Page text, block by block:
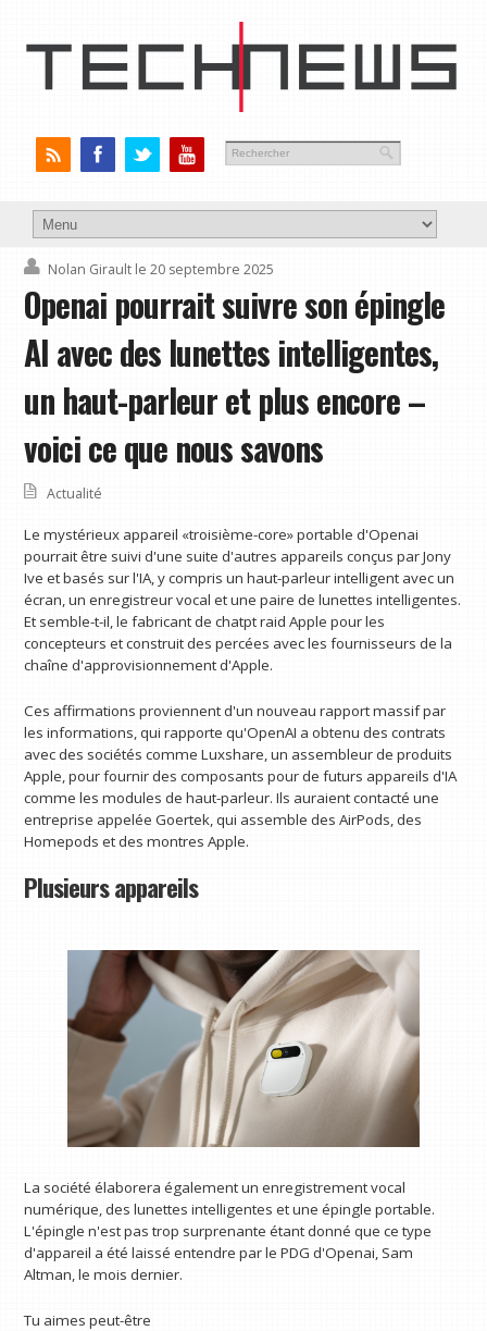
Nolan Girault le 20 septembre 2025
Openai pourrait suivre son épingle
AI avec des lunettes intelligentes,
un haut-parleur et plus encore –
voici ce que nous savons
Actualité
Le mystérieux appareil «troisième-core» portable d'Openai
pourrait être suivi d'une suite d'autres appareils conçus par Jony
Ive et basés sur l'IA, y compris un haut-parleur intelligent avec un
écran, un enregistreur vocal et une paire de lunettes intelligentes.
Et semble-t-il, le fabricant de chatpt raid Apple pour les
concepteurs et construit des percées avec les fournisseurs de la
chaîne d'approvisionnement d'Apple.
Ces affirmations proviennent d'un nouveau rapport massif par
les informations, qui rapporte qu'OpenAI a obtenu des contrats
avec des sociétés comme Luxshare, un assembleur de produits
Apple, pour fournir des composants pour de futurs appareils d'IA
comme les modules de haut-parleur. Ils auraient contacté une
entreprise appelée Goertek, qui assemble des AirPods, des
Homepods et des montres Apple.
Plusieurs appareils
La société élaborera également un enregistrement vocal
numérique, des lunettes intelligentes et une épingle portable.
L'épingle n'est pas trop surprenante étant donné que ce type
d'appareil a été laissé entendre par le PDG d'Openai, Sam
Altman, le mois dernier.
Tu aimes peut-être